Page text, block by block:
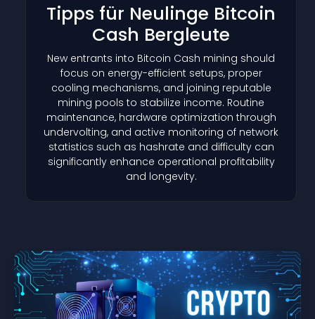
Tipps für Neulinge Bitcoin
Cash Bergleute
New entrants into Bitcoin Cash mining should
focus on energy-efficient setups, proper
cooling mechanisms, and joining reputable
mining pools to stabilize income. Routine
maintenance, hardware optimization through
undervolting, and active monitoring of network
statistics such as hashrate and difficulty can
significantly enhance operational profitability
and longevity.